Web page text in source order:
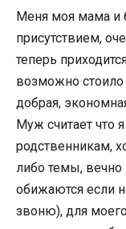
Меня моя мама и
присутствием,
теперь
возможно стоило
добрая,
Муж считает что
родственникам,
либо темы, вечно
обижаются если
звоню), для